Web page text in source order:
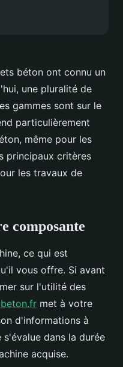
béton ont connu un
une pluralité de
gammes sont sur le
particulièrement
même pour les
principaux critères
les travaux de
composante
ce qui est
vous offre. Si avant
sur l'utilité des
met à votre
d'informations à
dans la durée
acquise.